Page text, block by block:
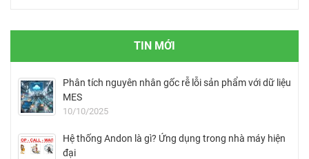
TIN MỚI
Phân tích nguyên nhân gốc rễ lỗi sản phẩm với dữ liệu
MES
10/10/2025
Hệ thống Andon là gì? Ứng dụng trong nhà máy hiện
đại